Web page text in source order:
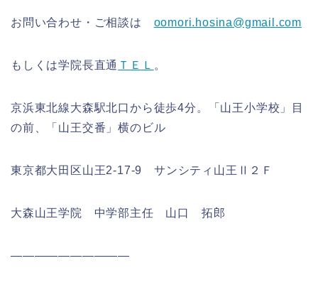
お問い合わせ・ご相談は oomori.hosina@gmail.com
もしくは学院長直通 ＴＥＬ 。
京浜東北線大森駅北口から徒歩4分。「山王小学校」目
の前、「山王交番」横のビル
東京都大田区山王2‐17‐9 サンシティ山王Ⅱ２Ｆ
大森山王学院 中学部主任 山口 拓郎
――――――――――